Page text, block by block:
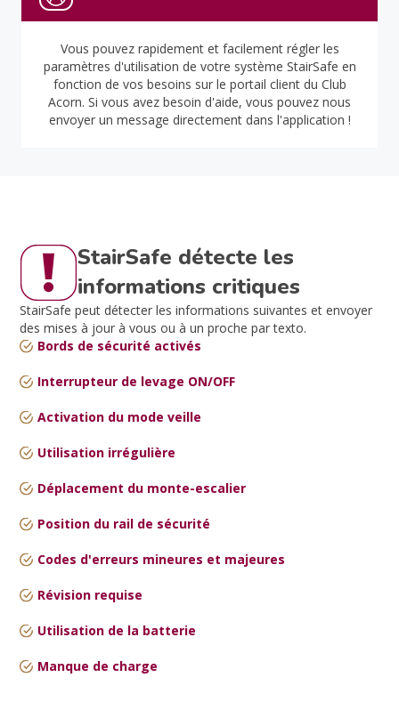
Vous pouvez rapidement et facilement régler les
paramètres d'utilisation de votre système StairSafe en
fonction de vos besoins sur le portail client du Club
Acorn. Si vous avez besoin d'aide, vous pouvez nous
envoyer un message directement dans l'application !
StairSafe détecte les
informations critiques
StairSafe peut détecter les informations suivantes et envoyer
des mises à jour à vous ou à un proche par texto.
Bords de sécurité activés
Interrupteur de levage ON/OFF
Activation du mode veille
Utilisation irrégulière
Déplacement du monte-escalier
Position du rail de sécurité
Codes d'erreurs mineures et majeures
Révision requise
Utilisation de la batterie
Manque de charge